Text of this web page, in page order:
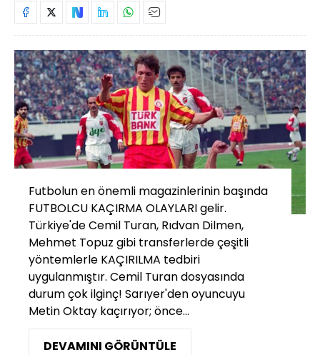
Futbolun en önemli magazinlerinin başında
FUTBOLCU KAÇIRMA OLAYLARI gelir.
Türkiye'de Cemil Turan, Rıdvan Dilmen,
Mehmet Topuz gibi transferlerde çeşitli
yöntemlerle KAÇIRILMA tedbiri
uygulanmıştır. Cemil Turan dosyasında
durum çok ilginç! Sarıyer'den oyuncuyu
Metin Oktay kaçırıyor; önce...
DEVAMINI GÖRÜNTÜLE